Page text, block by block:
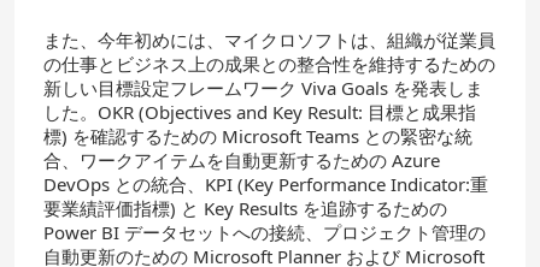
また、今年初めには、マイクロソフトは、組織が従業員
の仕事とビジネス上の成果との整合性を維持するための
新しい目標設定フレームワーク Viva Goals を発表しま
した。OKR (Objectives and Key Result: 目標と成果指
標) を確認するための Microsoft Teams との緊密な統
合、ワークアイテムを自動更新するための Azure
DevOps との統合、KPI (Key Performance Indicator:重
要業績評価指標) と Key Results を追跡するための
Power BI データセットへの接続、プロジェクト管理の
自動更新のための Microsoft Planner および Microsoft